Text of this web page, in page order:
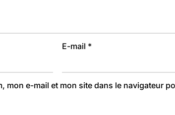
E-mail *
mon e-mail et mon site dans le navigateur